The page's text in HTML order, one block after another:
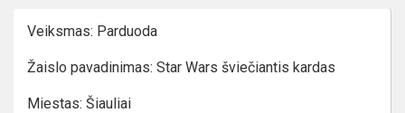
Veiksmas: Parduoda
Žaislo pavadinimas: Star Wars šviečiantis kardas
Miestas: Šiauliai